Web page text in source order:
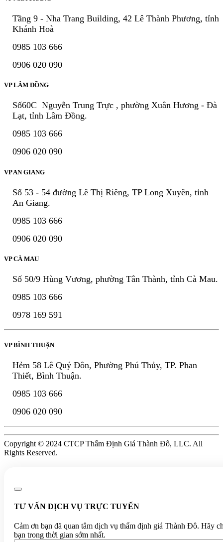
Tầng 9 - Nha Trang Building, 42 Lê Thành Phương, tỉnh
Khánh Hoà
0985 103 666
0906 020 090
VP LÂM ĐỒNG
Số60C Nguyễn Trung Trực , phường Xuân Hương - Đà
Lạt, tỉnh Lâm Đồng.
0985 103 666
0906 020 090
VP AN GIANG
Số 53 - 54 đường Lê Thị Riêng, TP Long Xuyên, tỉnh
An Giang.
0985 103 666
0906 020 090
VP CÀ MAU
Số 50/9 Hùng Vương, phường Tân Thành, tỉnh Cà Mau.
0985 103 666
0978 169 591
VP BÌNH THUẬN
Hẻm 58 Lê Quý Đôn, Phường Phú Thủy, TP. Phan
Thiết, Bình Thuận.
0985 103 666
0906 020 090
Copyright © 2024 CTCP Thẩm Định Giá Thành Đô, LLC. All
Rights Reserved.
TƯ VẤN DỊCH VỤ TRỰC TUYẾN
Cảm ơn bạn đã quan tâm dịch vụ thẩm định giá Thành Đô. Hãy
bạn trong thời gian sớm nhất.